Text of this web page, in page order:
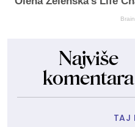
Najviše
komentara
TAJ